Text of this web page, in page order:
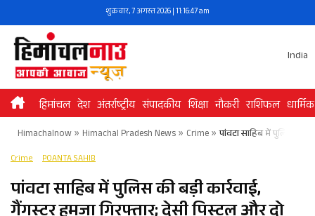
to
content
शुक्रवार, 7 अगस्त 2026 | 11:16:47 am
India
हिमांचल देश अंतर्राष्ट्रीय संपादकीय शिक्षा नौकरी राशिफल धार्मिक
Himachalnow» Himachal Pradesh News» Crime» पांवटा साहिब में पुलिस की
Crime POANTA SAHIB
पांवटा साहिब में पुलिस की बड़ी कार्रवाई,